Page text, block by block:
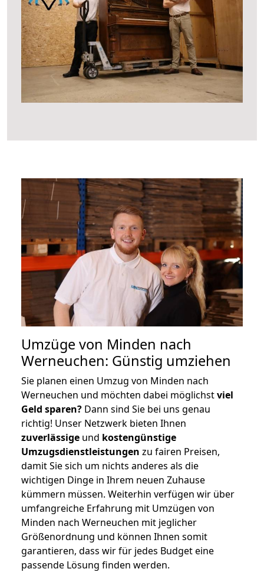
Umzüge von Minden nach
Werneuchen: Günstig umziehen
Sie planen einen Umzug von Minden nach
Werneuchen und möchten dabei möglichstviel
Geld sparen? Dann sind Sie bei uns genau
richtig! Unser Netzwerk bieten Ihnen
zuverlässige und kostengünstige
Umzugsdienstleistungen zu fairen Preisen,
damit Sie sich um nichts anderes als die
wichtigen Dinge in Ihrem neuen Zuhause
kümmern müssen. Weiterhin verfügen wir über
umfangreiche Erfahrung mit Umzügen von
Minden nach Werneuchen mit jeglicher
Größenordnung und können Ihnen somit
garantieren, dass wir für jedes Budget eine
passende Lösung finden werden.